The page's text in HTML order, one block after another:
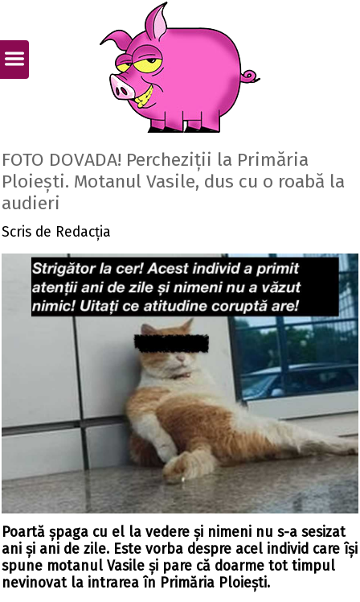
FOTO DOVADA! Percheziții la Primăria
Ploiești. Motanul Vasile, dus cu o roabă la
audieri
Scris de Redacția
Poartă șpaga cu el la vedere și nimeni nu s-a sesizat
ani și ani de zile. Este vorba despre acel individ care își
spune motanul Vasile și pare că doarme tot timpul
nevinovat la intrarea în Primăria Ploiești.